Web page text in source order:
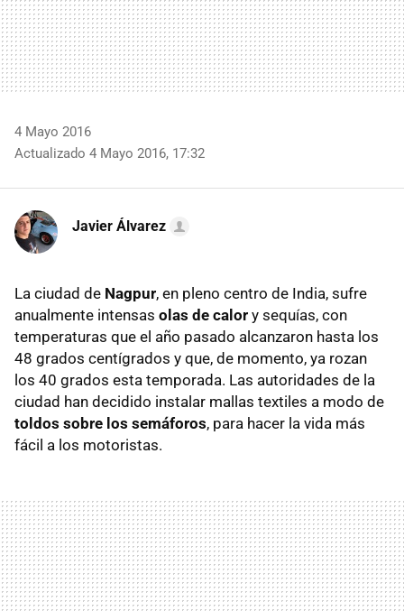
4 Mayo 2016
Actualizado 4 Mayo 2016, 17:32
Javier Álvarez
La ciudad de Nagpur, en pleno centro de India, sufre
anualmente intensas olas de calor y sequías, con
temperaturas que el año pasado alcanzaron hasta los
48 grados centígrados y que, de momento, ya rozan
los 40 grados esta temporada. Las autoridades de la
ciudad han decidido instalar mallas textiles a modo de
toldos sobre los semáforos, para hacer la vida más
fácil a los motoristas.